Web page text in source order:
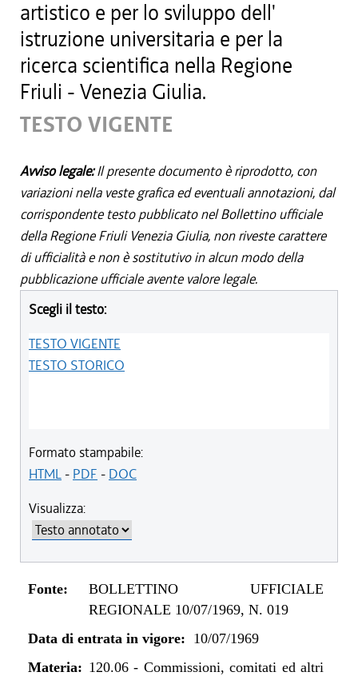
artistico e per lo sviluppo dell'
istruzione universitaria e per la
ricerca scientifica nella Regione
Friuli - Venezia Giulia.
TESTO VIGENTE
Avviso legale:Il presente documento è riprodotto, con
variazioni nella veste grafica ed eventuali annotazioni, dal
corrispondente testo pubblicato nel Bollettino ufficiale
della Regione Friuli Venezia Giulia, non riveste carattere
di ufficialità e non è sostitutivo in alcun modo della
pubblicazione ufficiale avente valore legale.
Scegli il testo:
TESTO VIGENTE
TESTO STORICO
Formato stampabile:
HTML- PDF - DOC
Visualizza:
Fonte:
BOLLETTINO UFFICIALE
REGIONALE 10/07/1969, N. 019
Data di entrata in vigore: 10/07/1969
Materia: 120.06- Commissioni, comitati ed altri